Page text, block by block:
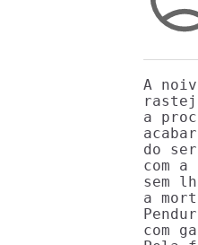
A
a
do
com a
sem
a
com